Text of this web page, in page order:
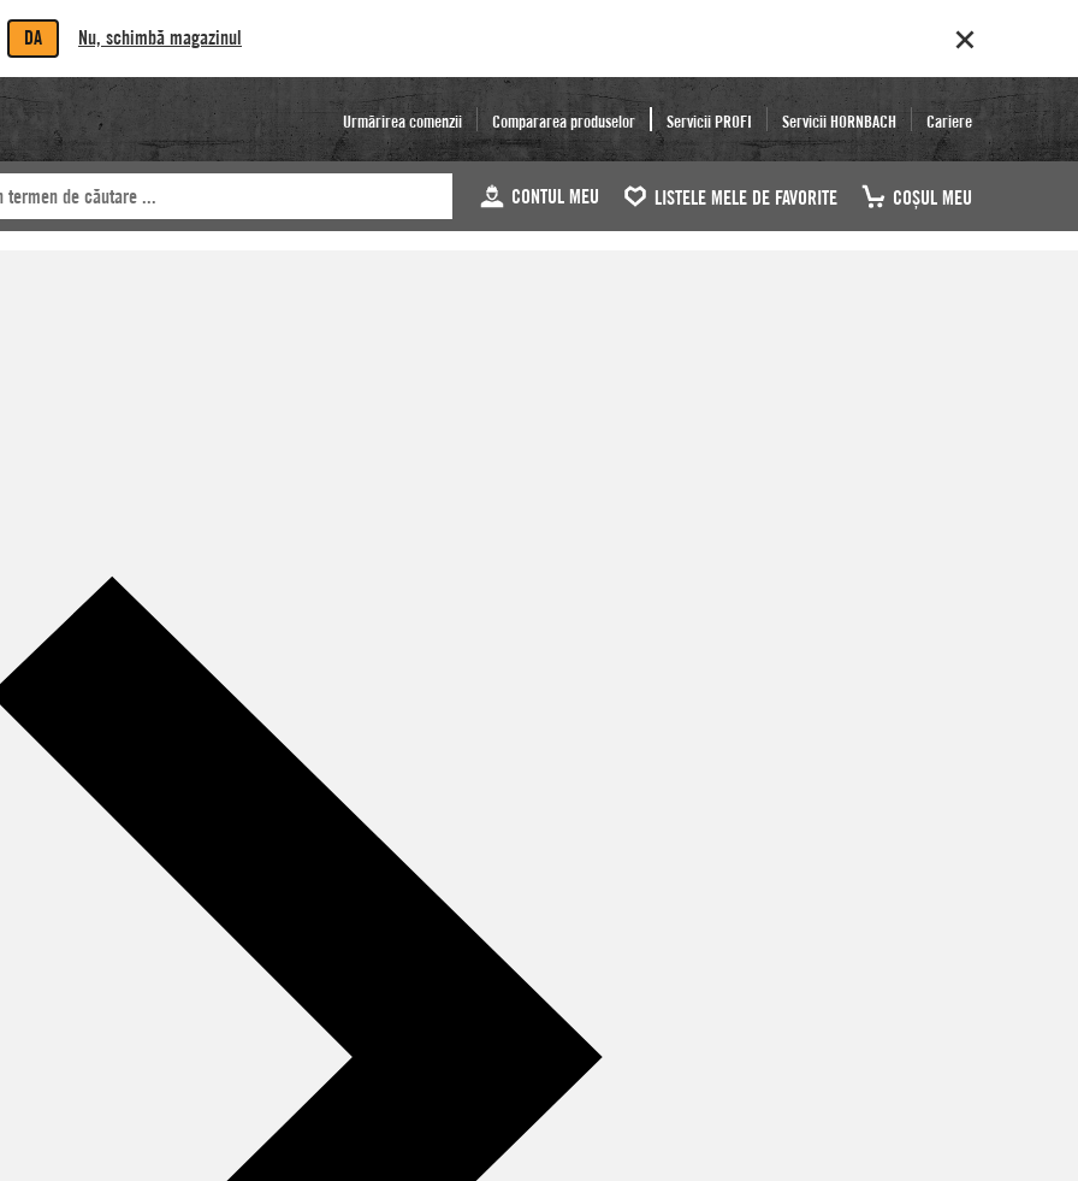
DA Nu, schimbă magazinul
Urmărirea comenzii Compararea produselor Servicii PROFI Servicii HORNBACH Cariere
CONTUL MEU LISTELE MELE DE FAVORITE COŞUL MEU